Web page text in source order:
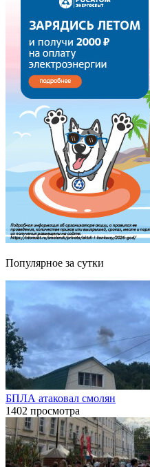
Популярное за сутки
БПЛА атаковал смолян
1402 просмотра